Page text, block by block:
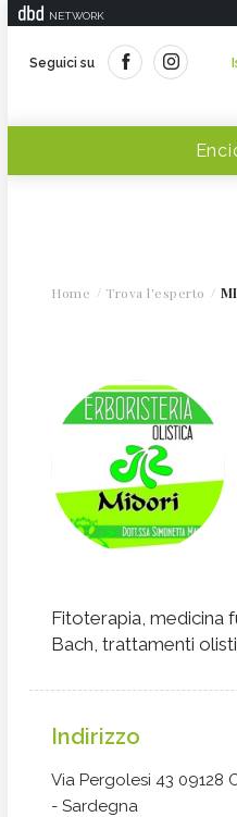
NETWORK
Seguici su
Home Trova l'esperto
Fitoterapia, medicina
Bach, trattamenti
Indirizzo
Via Pergolesi 43 09128
- Sardegna